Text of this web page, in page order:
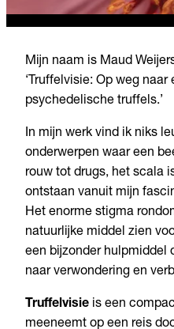
Mijn naam is Maud
‘Truffelvisie: Op weg
psychedelische truffels.’
In mijn werk vind ik niks
onderwerpen waar een
rouw tot drugs, het scala
ontstaan vanuit mijn
Het enorme stigma
natuurlijke middel zien
een bijzonder hulpmiddel
naar verwondering en
Truffelvisie is een
meeneemt op een reis